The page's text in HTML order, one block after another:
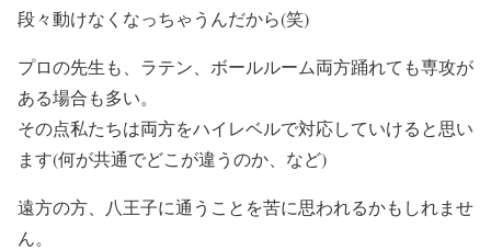
段々動けなくなっちゃうんだから(笑)
プロの先生も、ラテン、ボールルーム両方踊れても専攻が
ある場合も多い。
その点私たちは両方をハイレベルで対応していけると思い
ます(何が共通でどこが違うのか、など)
遠方の方、八王子に通うことを苦に思われるかもしれませ
ん。